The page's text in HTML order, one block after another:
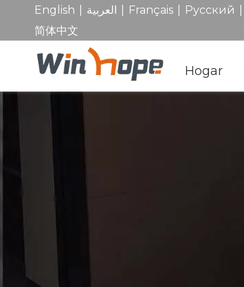
English العربية Français Pусский
简体中文
Hogar